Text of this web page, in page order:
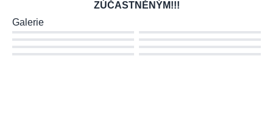
ZÚČASTNĚNÝM!!!
Galerie